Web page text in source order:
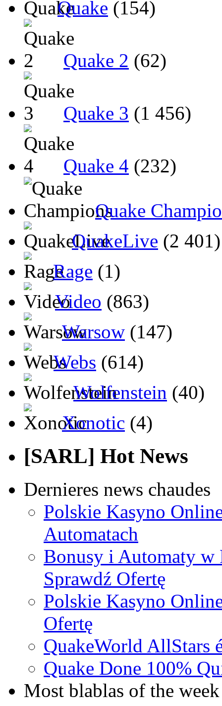
Quake (154)
Quake 2 (62)
Quake 3 (1 456)
Quake 4 (232)
Quake
QuakeLive (2 401)
Rage (1)
Video (863)
Warsow (147)
Webs (614)
Wolfenstein (40)
Xonotic (4)
[SARL] Hot News
Dernieres news chaudes
Polskie Kasyno
Automatach
Bonusy i Automaty w
Sprawdź Ofertę
Polskie Kasyno
Ofertę
QuakeWorld AllStars
Quake Done 100%
Most blablas of the week